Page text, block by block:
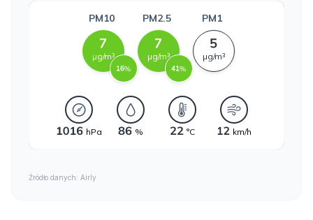
Źródło danych: Airly